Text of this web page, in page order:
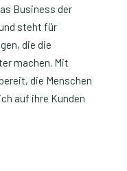
Business der
steht für
die die
machen. Mit
die Menschen
auf ihre Kunden